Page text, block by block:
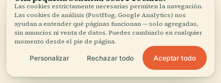
más su visita. Recuerde respetar el monumento
como un sitio de recuerdo y orgullo cívico, y
explore los sitios históricos circundantes para un
viaje completo a través del pasado de Malta (World
Wild Schooling, The Shift News Evendo).
Las cookies estrictamente necesarias permiten la navegación.
Las cookies de análisis (PostHog, Google Analytics) nos
ayudan a entender qué páginas funcionan — solo agregadas,
sin anuncios ni venta de datos. Puedes cambiarlo en cualquier
momento desde el pie de página.
Personalizar Rechazar todo Aceptar todo